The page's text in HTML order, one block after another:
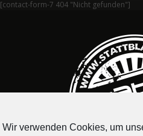
[contact-form-7 404 "Nicht gefunden"]
Wir verwenden Cookies, um